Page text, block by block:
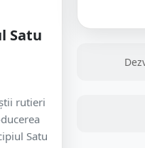
Satu
rutieri
Satu